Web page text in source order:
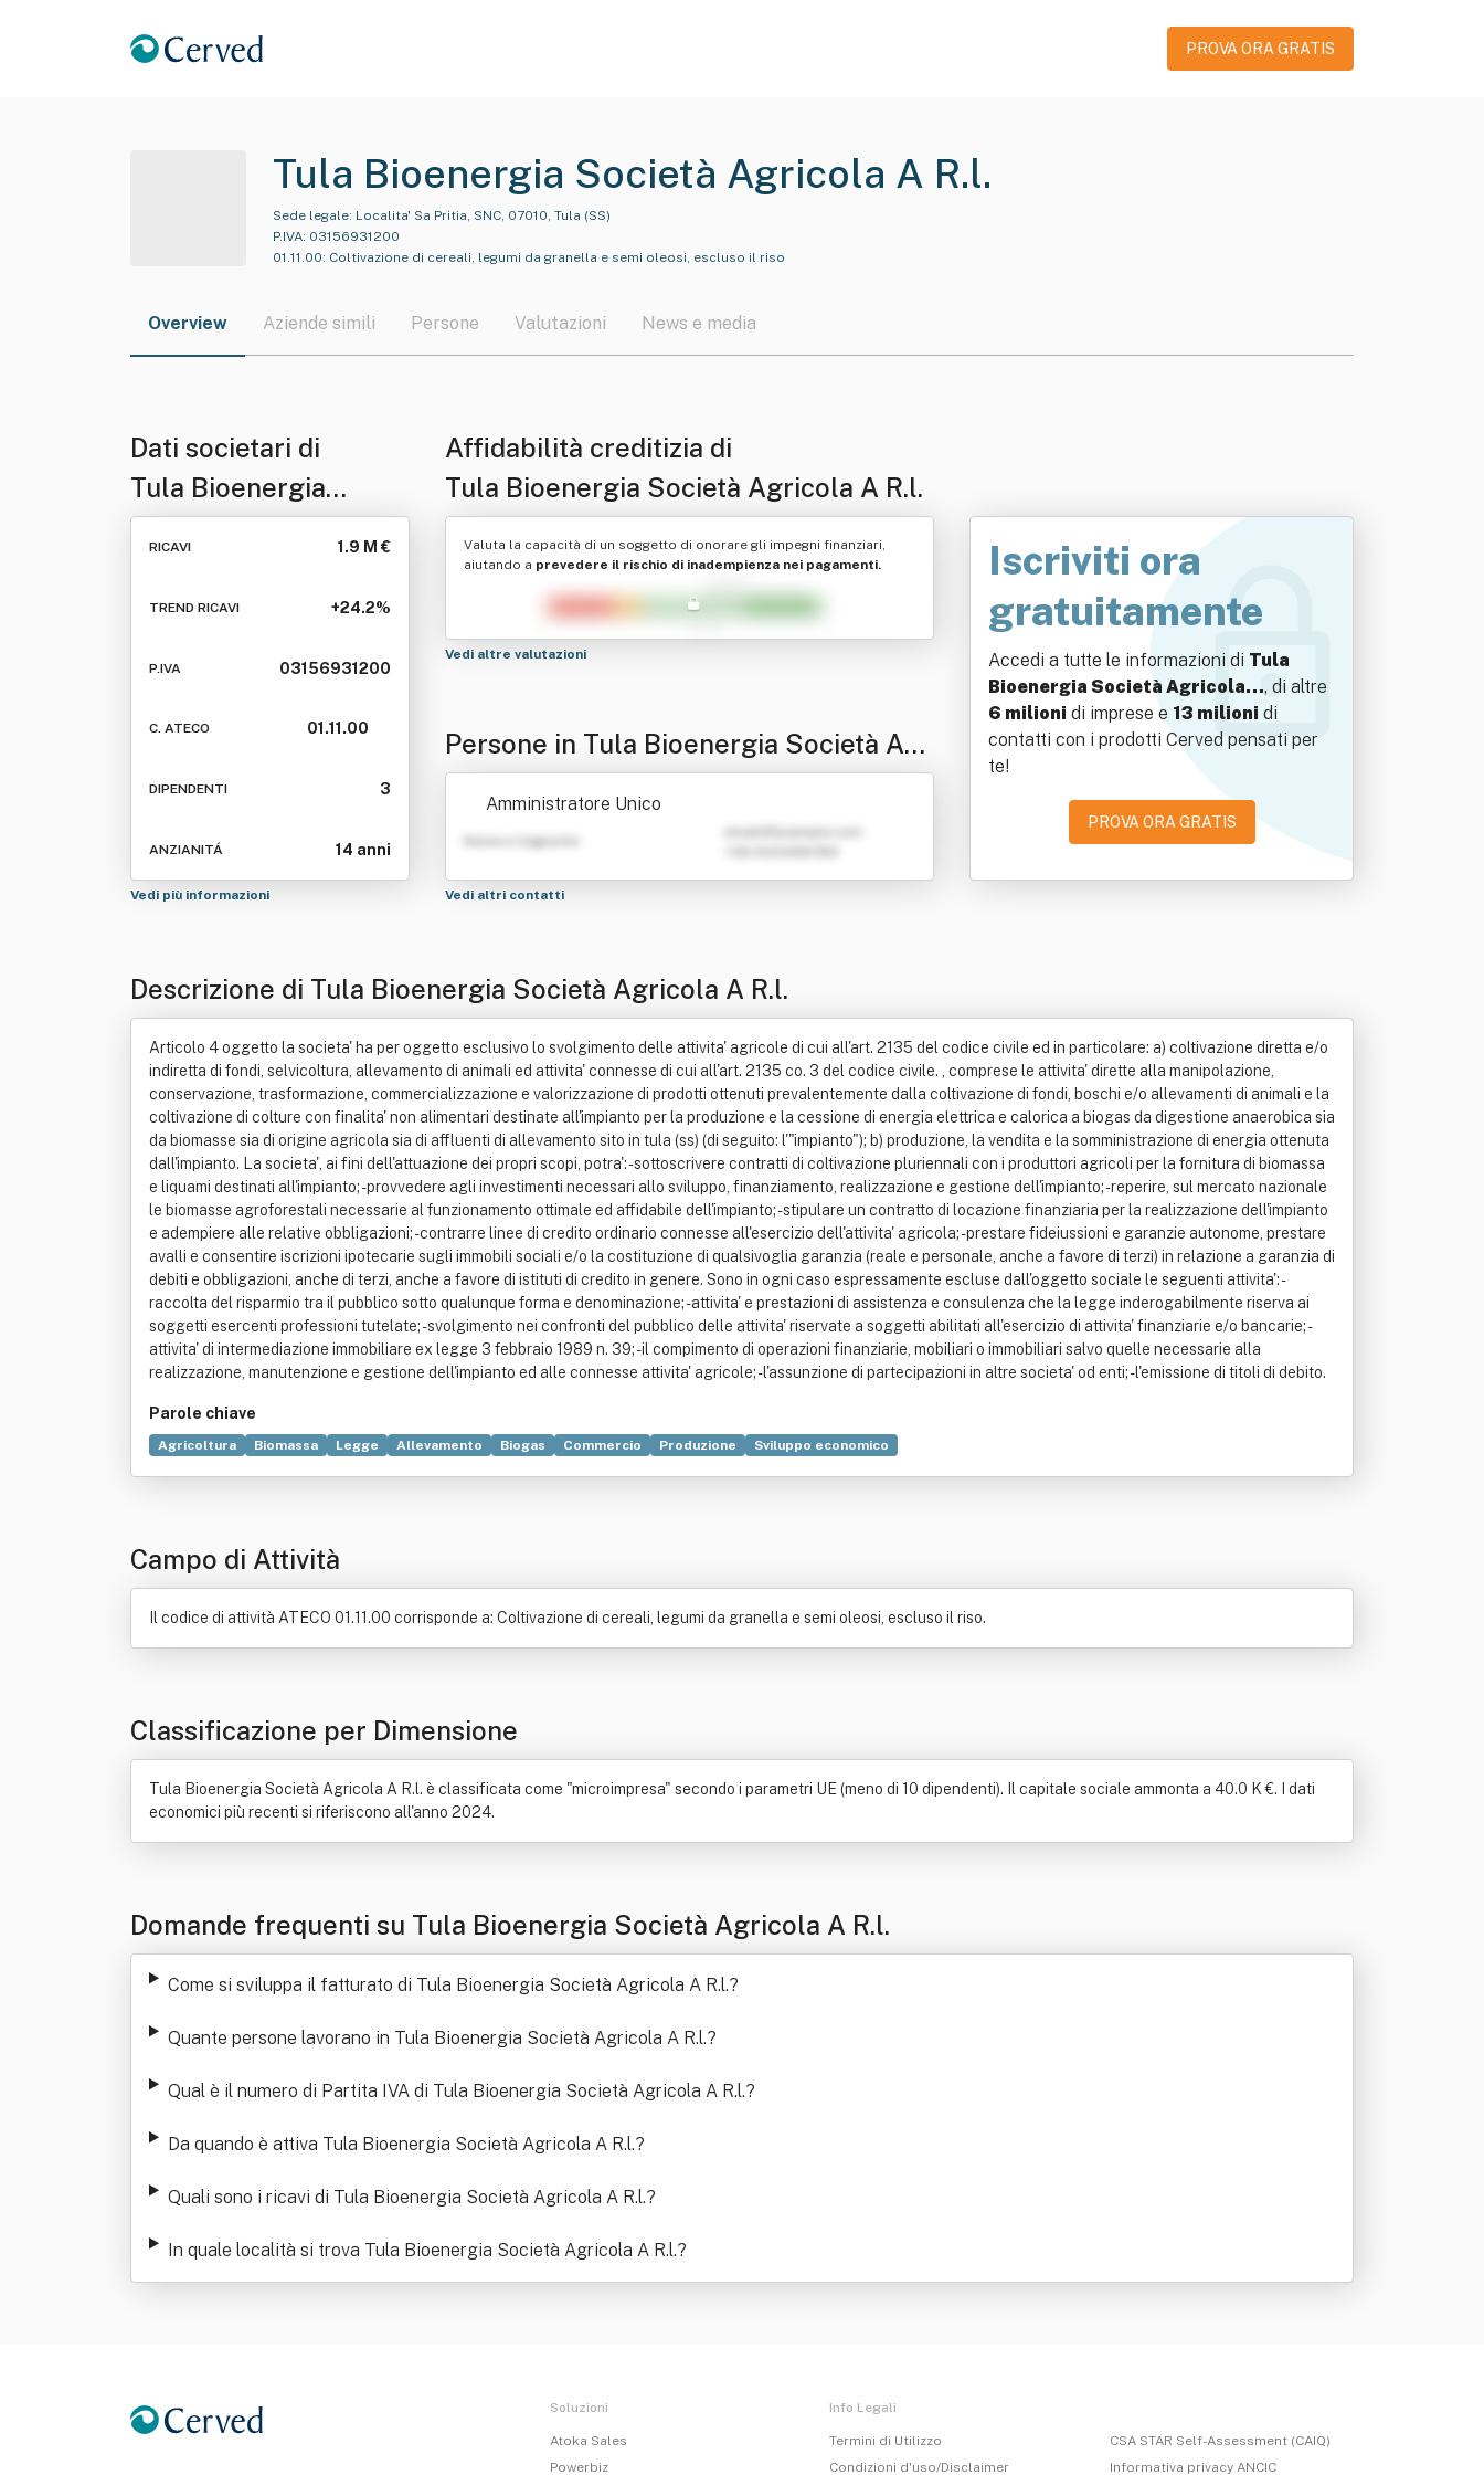
PROVA ORA GRATIS
Tula Bioenergia Società Agricola A R.l.
Sede legale: Localita' Sa Pritia, SNC, 07010, Tula (SS)
P.IVA: 03156931200
01.11.00: Coltivazione di cereali, legumi da granella e semi oleosi, escluso il riso
Overview Aziende simili Persone Valutazioni News e media
Dati societari di
Tula Bioenergia
Società Agricola A R.l.
RICAVI 1.9 M €
TREND RICAVI +24.2%
P.IVA 03156931200
C. ATECO 01.11.00
DIPENDENTI 3
ANZIANITÁ 14 anni
Vedi più informazioni
Affidabilità creditizia di
Tula Bioenergia Società Agricola A R.l.
Valuta la capacità di un soggetto di onorare gli impegni finanziari,
aiutando a prevedere il rischio di inadempienza nei pagamenti.
Vedi altre valutazioni
Persone in Tula Bioenergia Società Agr
icola A R.l.
Amministratore Unico
Nome e Cognome
Vedi altri contatti
Iscriviti ora
gratuitamente
Accedi a tutte le informazioni di Tula
Bioenergia Società Agricola…, di altre
6 milioni di imprese e 13 milioni di
contatti con i prodotti Cerved pensati per
te!
PROVA ORA GRATIS
Descrizione di Tula Bioenergia Società Agricola A R.l.
Articolo 4 oggetto la societa' ha per oggetto esclusivo lo svolgimento delle attivita' agricole di cui all'art. 2135 del codice civile ed in particolare: a) coltivazione diretta e/o
indiretta di fondi, selvicoltura, allevamento di animali ed attivita' connesse di cui all'art. 2135 co. 3 del codice civile. , comprese le attivita' dirette alla manipolazione,
conservazione, trasformazione, commercializzazione e valorizzazione di prodotti ottenuti prevalentemente dalla coltivazione di fondi, boschi e/o allevamenti di animali e la
coltivazione di colture con finalita' non alimentari destinate all'impianto per la produzione e la cessione di energia elettrica e calorica a biogas da digestione anaerobica sia
da biomasse sia di origine agricola sia di affluenti di allevamento sito in tula (ss) (di seguito: l'"impianto"); b) produzione, la vendita e la somministrazione di energia ottenuta
dall'impianto. La societa', ai fini dell'attuazione dei propri scopi, potra': - sottoscrivere contratti di coltivazione pluriennali con i produttori agricoli per la fornitura di biomassa
e liquami destinati all'impianto; - provvedere agli investimenti necessari allo sviluppo, finanziamento, realizzazione e gestione dell'impianto; - reperire, sul mercato nazionale
le biomasse agroforestali necessarie al funzionamento ottimale ed affidabile dell'impianto; - stipulare un contratto di locazione finanziaria per la realizzazione dell'impianto
e adempiere alle relative obbligazioni; - contrarre linee di credito ordinario connesse all'esercizio dell'attivita' agricola; - prestare fideiussioni e garanzie autonome, prestare
avalli e consentire iscrizioni ipotecarie sugli immobili sociali e/o la costituzione di qualsivoglia garanzia (reale e personale, anche a favore di terzi) in relazione a garanzia di
debiti e obbligazioni, anche di terzi, anche a favore di istituti di credito in genere. Sono in ogni caso espressamente escluse dall'oggetto sociale le seguenti attivita': -
raccolta del risparmio tra il pubblico sotto qualunque forma e denominazione; - attivita' e prestazioni di assistenza e consulenza che la legge inderogabilmente riserva ai
soggetti esercenti professioni tutelate; - svolgimento nei confronti del pubblico delle attivita' riservate a soggetti abilitati all'esercizio di attivita' finanziarie e/o bancarie; -
attivita' di intermediazione immobiliare ex legge 3 febbraio 1989 n. 39; - il compimento di operazioni finanziarie, mobiliari o immobiliari salvo quelle necessarie alla
realizzazione, manutenzione e gestione dell'impianto ed alle connesse attivita' agricole; - l'assunzione di partecipazioni in altre societa' od enti; - l'emissione di titoli di debito.
Parole chiave
Agricoltura Biomassa Legge Allevamento Biogas Commercio Produzione Sviluppo economico
Campo di Attività
Il codice di attività ATECO 01.11.00 corrisponde a: Coltivazione di cereali, legumi da granella e semi oleosi, escluso il riso.
Classificazione per Dimensione
Tula Bioenergia Società Agricola A R.l. è classificata come "microimpresa" secondo i parametri UE (meno di 10 dipendenti). Il capitale sociale ammonta a 40.0 K €. I dati
economici più recenti si riferiscono all'anno 2024.
Domande frequenti su Tula Bioenergia Società Agricola A R.l.
Come si sviluppa il fatturato di Tula Bioenergia Società Agricola A R.l.?
Quante persone lavorano in Tula Bioenergia Società Agricola A R.l.?
Qual è il numero di Partita IVA di Tula Bioenergia Società Agricola A R.l.?
Da quando è attiva Tula Bioenergia Società Agricola A R.l.?
Quali sono i ricavi di Tula Bioenergia Società Agricola A R.l.?
In quale località si trova Tula Bioenergia Società Agricola A R.l.?
Soluzioni
Atoka Sales
Powerbiz
Info Legali
Termini di Utilizzo
Condizioni d'uso/Disclaimer
CSA STAR Self-Assessment (CAIQ)
Informativa privacy ANCIC